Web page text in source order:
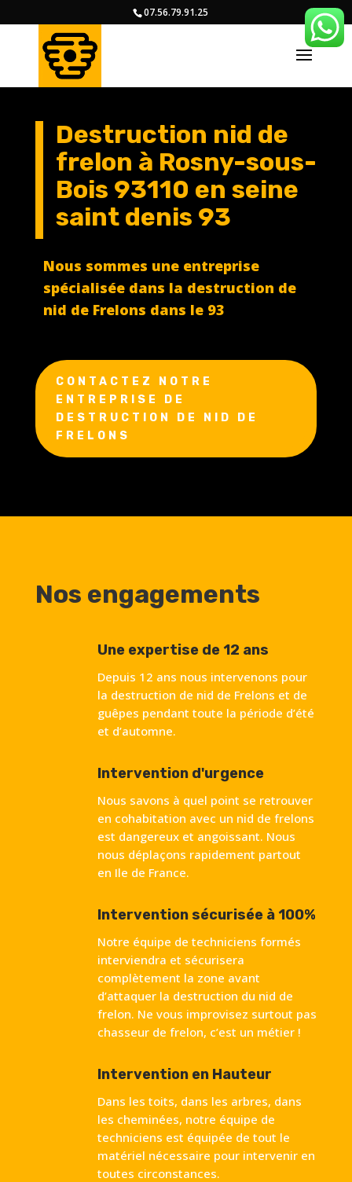
07.56.79.91.25
Destruction nid de
frelon à Rosny-sous-
Bois 93110 en seine
saint denis 93
Nous sommes une entreprise
spécialisée dans la destruction de
nid de Frelons dans le 93
CONTACTEZ NOTRE
ENTREPRISE DE
DESTRUCTION DE NID DE
FRELONS
Nos engagements
Une expertise de 12 ans
Depuis 12 ans nous intervenons pour
la destruction de nid de Frelons et de
guêpes pendant toute la période d’été
et d’automne.
Intervention d'urgence
Nous savons à quel point se retrouver
en cohabitation avec un nid de frelons
est dangereux et angoissant. Nous
nous déplaçons rapidement partout
en Ile de France.
Intervention sécurisée à 100%
Notre équipe de techniciens formés
interviendra et sécurisera
complètement la zone avant
d’attaquer la destruction du nid de
frelon. Ne vous improvisez surtout pas
chasseur de frelon, c’est un métier !
Intervention en Hauteur
Dans les toits, dans les arbres, dans
les cheminées, notre équipe de
techniciens est équipée de tout le
matériel nécessaire pour intervenir en
toutes circonstances.